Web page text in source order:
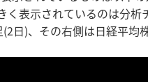
表示されているのは分析
日)、その右側は日経平均